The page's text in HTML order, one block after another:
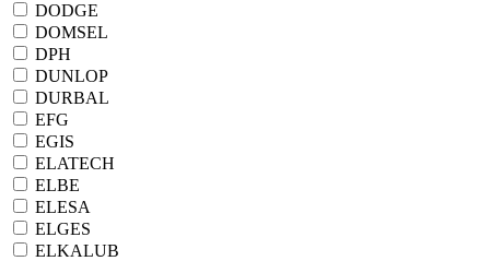
DODGE
DOMSEL
DPH
DUNLOP
DURBAL
EFG
EGIS
ELATECH
ELBE
ELESA
ELGES
ELKALUB